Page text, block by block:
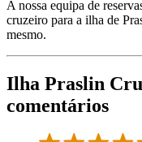
A nossa equipa de
cruzeiro para a ilha de
mesmo.
Ilha Praslin
comentários